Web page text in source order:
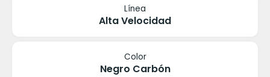
Línea
Alta Velocidad
Color
Negro Carbón